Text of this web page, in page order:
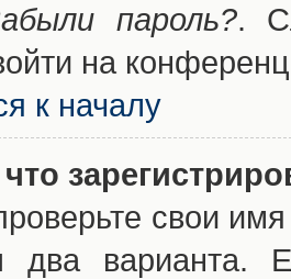
пароль?.
на
к началу
свои
два варианта.